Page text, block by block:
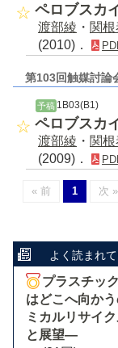
ペロブスカ
渡部綾 ・ 関
(2010)．
第103回触媒討論
予稿 1B03(B1)
ペロブスカ
渡部綾 ・ 関
(2009)．
« 前 1 次 »
よく読まれ
プラスチッ
はどこへ向か
ミカルリサイ
と展望―